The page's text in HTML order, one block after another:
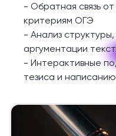
- Обратная связь
критериям ОГЭ
- Анализ
аргументации
- Интерактивные
тезиса и